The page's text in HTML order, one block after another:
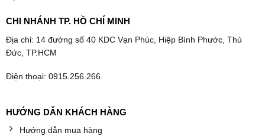
CHI NHÁNH TP. HỒ CHÍ MINH
Địa chỉ: 14 đường số 40 KDC Vạn Phúc, Hiệp Bình Phước, Thủ
Đức, TP.HCM
Điện thoại: 0915.256.266
HƯỚNG DẪN KHÁCH HÀNG
Hướng dẫn mua hàng